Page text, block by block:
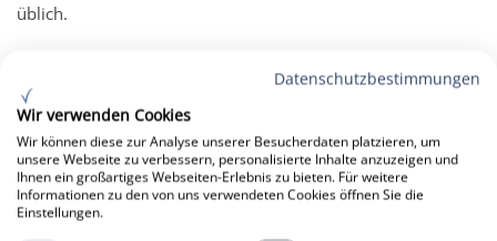
üblich.
Was sind Cookies?
Ein Cookie ist eine kleine Textdatei, die ein Webportal auf
Ihrem Rechner, Tablet-Computer oder Smartphone
hinterlässt, wenn Sie es besuchen. So kann sich das Portal
bestimmte Eingaben und Einstellungen (z. B. Login, Sprache,
Datenschutzbestimmungen
Wir verwenden Cookies
Wir können diese zur Analyse unserer Besucherdaten platzieren, um
unsere Webseite zu verbessern, personalisierte Inhalte anzuzeigen und
Ihnen ein großartiges Webseiten-Erlebnis zu bieten. Für weitere
Informationen zu den von uns verwendeten Cookies öffnen Sie die
Einstellungen.